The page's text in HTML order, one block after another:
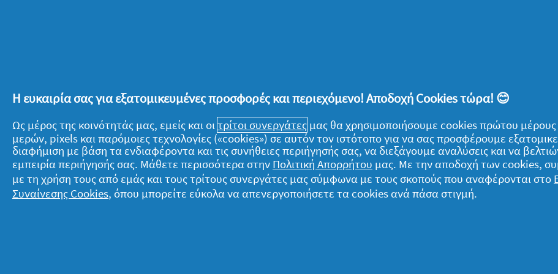
Ισχυρή προστασία, απαλότητα, υπέροχο άρωμα και καθόλου αλουμίνιο. Αυτές
είναι μερικές λεπτομέρειες που μπορούν να κάνουν τη διαφορά σε ό,τι αφορά την
αντρική περιποίηση το 2021 και σίγουρα αξίζουν τόσο την προσοχή σου, όσο και
τη δική του. Αν θέλεις να τον βοηθήσεις, λοιπόν, να ενισχύσει ή να αναβαθμίσει τη
ρουτίνα φροντίδας και υγιεινής του, πλέον ξέρεις τι να προσθέσεις στο μπάνιο ή
τοbackpackτου. Όπως μπόρεσες να διαπιστώσεις, άλλωστε, για τον σύγχρονο
άντρα, λίγα και καλά προϊόντα αρκούν για να μυρίζει και να αισθάνεται, όπως ο
Η ευκαιρία σας για εξατομικευμένες προσφορές και περιεχόμενο! Αποδοχή Cookies τώρα! 😊
Ως μέρος της κοινότητάς μας, εμείς και οι τρίτοι συνεργάτες μας θα χρησιμοποιήσουμε cookies πρώτου μέρους
μερών, pixels και παρόμοιες τεχνολογίες («cookies») σε αυτόν τον ιστότοπο για να σας προσφέρουμε
διαφήμιση με βάση τα ενδιαφέροντα και τις συνήθειες περιήγησής σας, να διεξάγουμε αναλύσεις και να
εμπειρία περιήγησής σας. Μάθετε περισσότερα στην Πολιτική Απορρήτου μας. Με την αποδοχή των cookies,
με τη χρήση τους από εμάς και τους τρίτους συνεργάτες μας σύμφωνα με τους σκοπούς που αναφέρονται στο
Συναίνεσης Cookies, όπου μπορείτε εύκολα να απενεργοποιήσετε τα cookies ανά πάσα στιγμή.